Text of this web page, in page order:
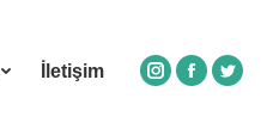
İletişim
Instagram
Facebook